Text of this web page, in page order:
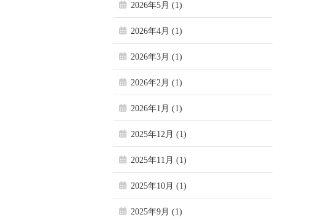
2026年5月 (1)
2026年4月 (1)
2026年3月 (1)
2026年2月 (1)
2026年1月 (1)
2025年12月 (1)
2025年11月 (1)
2025年10月 (1)
2025年9月 (1)